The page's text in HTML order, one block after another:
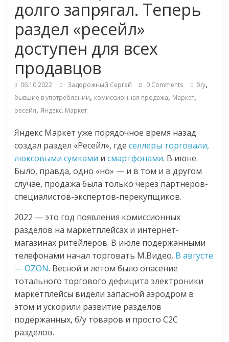
Commerce,
омниканальном
ритейле,
логистике,
технологиях,
соцсетях
Портал
об
торговле,
сервисах
для
Commerce,
ритейле,
логистике,
технологиях,
соцсетях.
Нам
долго запрягал. Теперь
раздел «ресейл»
доступен для всех
продавцов
06.10.2022 Задорожный Сергей 0 Comments б/у,
бывшие в употреблении, комиссионная продажа, Маркет,
ресейл,Яндекс. Маркет
Яндекс Маркет уже порядочное время назад
создал раздел «Ресейл», гдеселлеры торговали,
люксовыми сумками исмартфонами. В июне.
Было, правда, одно «но» — и в том и в другом
случае, продажа была только через партнёров-
специалистов-экспертов-перекупщиков.
2022 — это год появления комиссионных
разделов на маркетплейсах и интернет-
магазинах ритейлеров. В июле подержанными
телефонами начал торговать М.Видео. В августе
— OZON. Весной и летом было опасение
тотального торгового дефицита электроники
маркетплейсы видели запасной аэродром в
этом и ускорили развитие разделов
подержанных, б/у товаров и просто C2C
разделов.